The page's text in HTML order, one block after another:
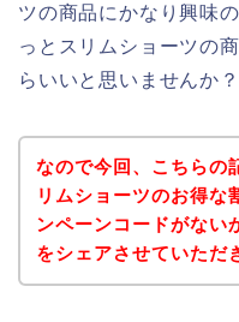
ツの商品にかなり興味
っとスリムショーツの
らいいと思いませんか？
なので今回、こちらの
リムショーツのお得な
ンペーンコードがない
をシェアさせていただ